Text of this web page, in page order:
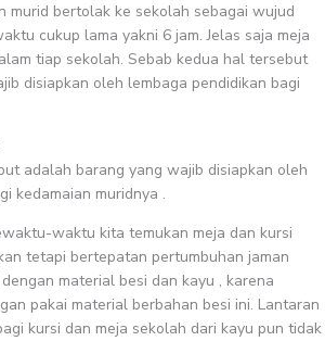
murid bertolak ke sekolah sebagai wujud
cukup lama yakni 6 jam. Jelas saja meja
tiap sekolah. Sebab kedua hal tersebut
disiapkan oleh lembaga pendidikan bagi
adalah barang yang wajib disiapkan oleh
kedamaian muridnya .
waktu kita temukan meja dan kursi
tetapi bertepatan pertumbuhan jaman
material besi dan kayu , karena
pakai material berbahan besi ini. Lantaran
kursi dan meja sekolah dari kayu pun tidak